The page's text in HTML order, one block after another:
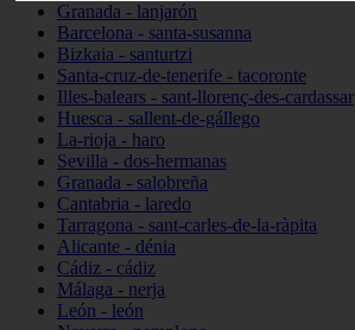
Granada - lanjarón
Barcelona - santa-susanna
Bizkaia - santurtzi
Santa-cruz-de-tenerife - tacoronte
Illes-balears - sant-llorenç-des-cardassar
Huesca - sallent-de-gállego
La-rioja - haro
Sevilla - dos-hermanas
Granada - salobreña
Cantabria - laredo
Tarragona - sant-carles-de-la-ràpita
Alicante - dénia
Cádiz - cádiz
Málaga - nerja
León - león